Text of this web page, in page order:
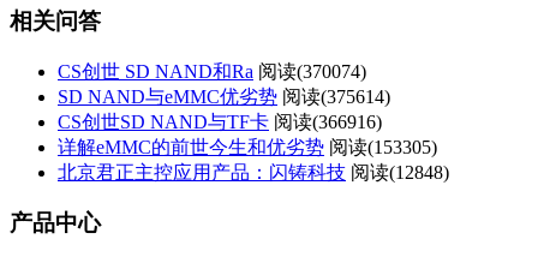
相关问答
CS创世 SD NAND和Ra 阅读(370074)
SD NAND与eMMC优劣势 阅读(375614)
CS创世SD NAND与TF卡 阅读(366916)
详解eMMC的前世今生和优劣势 阅读(153305)
北京君正主控应用产品：闪铸科技 阅读(12848)
产品中心